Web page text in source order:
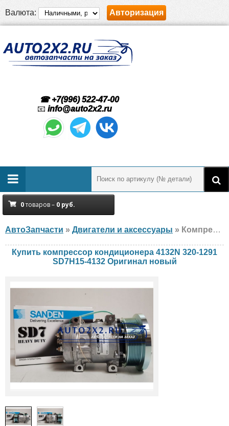
Валюта: Авторизация
☎ +7(996) 522-47-00
📧 info@auto2x2.ru
0товаров – 0 руб.
АвтоЗапчасти » Двигатели и аксессуары » Компрессор кондиционера Оригинал 4132N 320-1291 SD7H15-4132 Caterpillar, новый
Купить компрессор кондиционера 4132N 320-1291
SD7H15-4132 Оригинал новый